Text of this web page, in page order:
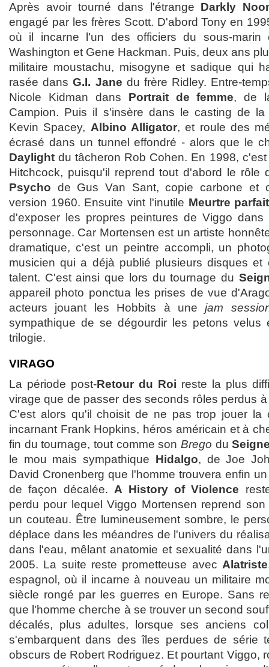
Après avoir tourné dans l'étrange Darkly
engagé par les frères Scott. D'abord Tony en
où il incarne l'un des officiers du sous-marin
Washington et Gene Hackman. Puis, deux ans
militaire moustachu, misogyne et sadique qui
rasée dansG.I. Jane du frère Ridley. Entre-
Nicole Kidman dans Portrait de femme, de
Campion. Puis il s'insère dans le casting de la
Kevin Spacey, Albino Alligator, et roule des
écrasé dans un tunnel effondré - alors que le
Daylight du tâcheron Rob Cohen. En 1998,
Hitchcock, puisqu'il reprend tout d'abord le rôle
Psycho de Gus Van Sant, copie carbone et
version 1960. Ensuite vint l'inutile Meurtre parfait
d'exposer les propres peintures de Viggo
personnage. Car Mortensen est un artiste
dramatique, c'est un peintre accompli, un
musicien qui a déjà publié plusieurs disques et
talent. C'est ainsi que lors du tournage du
appareil photo ponctua les prises de vue
acteurs jouant les Hobbits à unejam
sympathique de se dégourdir les petons velus
trilogie.
VIRAGO
La période post-Retour du Roi reste la plus
virage que de passer des seconds rôles perdus
C'est alors qu'il choisit de ne pas trop jouer la
incarnant Frank Hopkins, héros américain et à
fin du tournage, tout comme son Brego du
le mou mais sympathique Hidalgo, de Joe
David Cronenberg que l'homme trouvera enfin
de façon décalée.A History of Violence
perdu pour lequel Viggo Mortensen reprend
un couteau. Être lumineusement sombre, le
déplace dans les méandres de l'univers du
dans l'eau, mêlant anatomie et sexualité dans
2005. La suite reste prometteuse avec Alatriste
espagnol, où il incarne à nouveau un militaire
siècle rongé par les guerres en Europe. Sans
que l'homme cherche à se trouver un second
décalés, plus adultes, lorsque ses anciens
s'embarquent dans des îles perdues de série
obscurs de Robert Rodriguez. Et pourtant Viggo,